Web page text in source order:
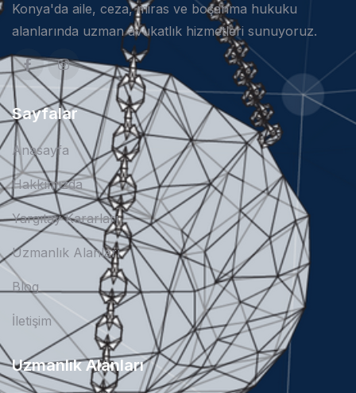
Konya'da aile, ceza, miras ve boşanma hukuku
alanlarında uzman avukatlık hizmetleri sunuyoruz.
Sayfalar
Anasayfa
Hakkımızda
Yargıtay Kararları
Uzmanlık Alanları
Blog
İletişim
Uzmanlık Alanları